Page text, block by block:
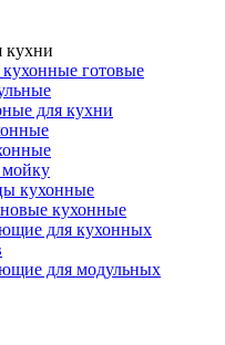
кухни
готовые
для кухни
кухонные
кухонные
для кухонных
для модульных